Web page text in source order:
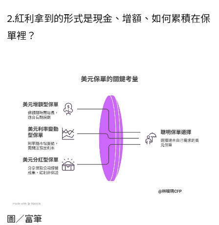
2.紅利拿到的形式是現金、增額、如何累積在保
單裡？
圖／富筆